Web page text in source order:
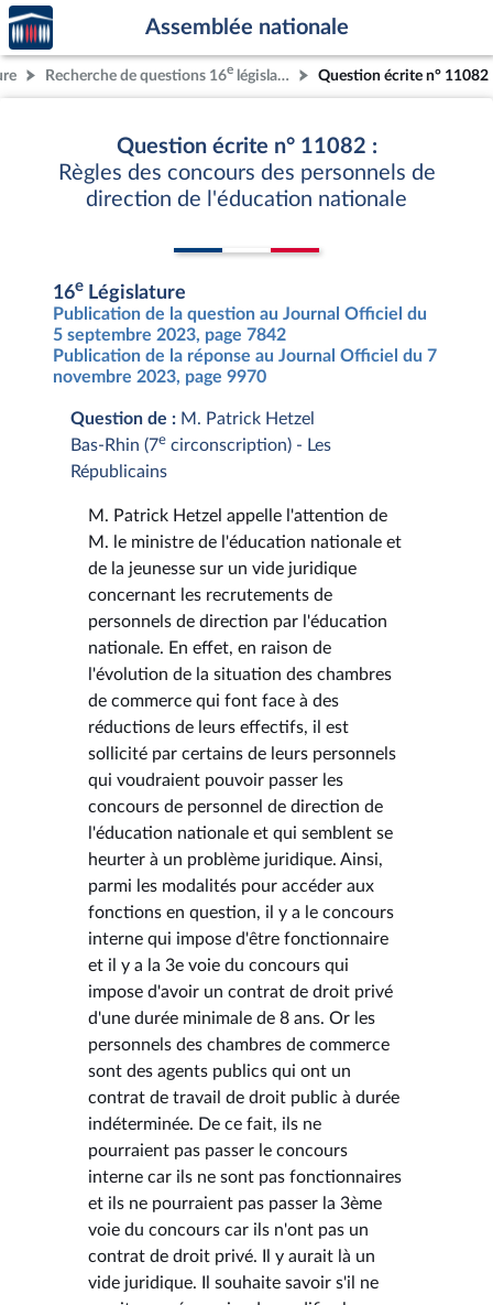
Aller au contenu
Aller en bas de la page
Accèder
à la
page
d'accueil
Assemblée nationale
Recherche de questions 16e législature Question écrite n° 11082
Question écrite n° 11082 :
Règles des concours des personnels de
direction de l'éducation nationale
16e Législature
Publication de la question au Journal Officiel du
5 septembre 2023, page 7842
Publication de la réponse au Journal Officiel du 7
novembre 2023, page 9970
Question de : M. Patrick Hetzel
Bas-Rhin (7e circonscription) - Les
Républicains
M. Patrick Hetzel appelle l'attention de
M. le ministre de l'éducation nationale et
de la jeunesse sur un vide juridique
concernant les recrutements de
personnels de direction par l'éducation
nationale. En effet, en raison de
l'évolution de la situation des chambres
de commerce qui font face à des
réductions de leurs effectifs, il est
sollicité par certains de leurs personnels
qui voudraient pouvoir passer les
concours de personnel de direction de
l'éducation nationale et qui semblent se
heurter à un problème juridique. Ainsi,
parmi les modalités pour accéder aux
fonctions en question, il y a le concours
interne qui impose d'être fonctionnaire
et il y a la 3e voie du concours qui
impose d'avoir un contrat de droit privé
d'une durée minimale de 8 ans. Or les
personnels des chambres de commerce
sont des agents publics qui ont un
contrat de travail de droit public à durée
indéterminée. De ce fait, ils ne
pourraient pas passer le concours
interne car ils ne sont pas fonctionnaires
et ils ne pourraient pas passer la 3ème
voie du concours car ils n'ont pas un
contrat de droit privé. Il y aurait là un
vide juridique. Il souhaite savoir s'il ne